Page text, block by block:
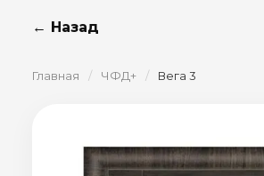
← Назад
Главная / ЧФД+ / Вега 3